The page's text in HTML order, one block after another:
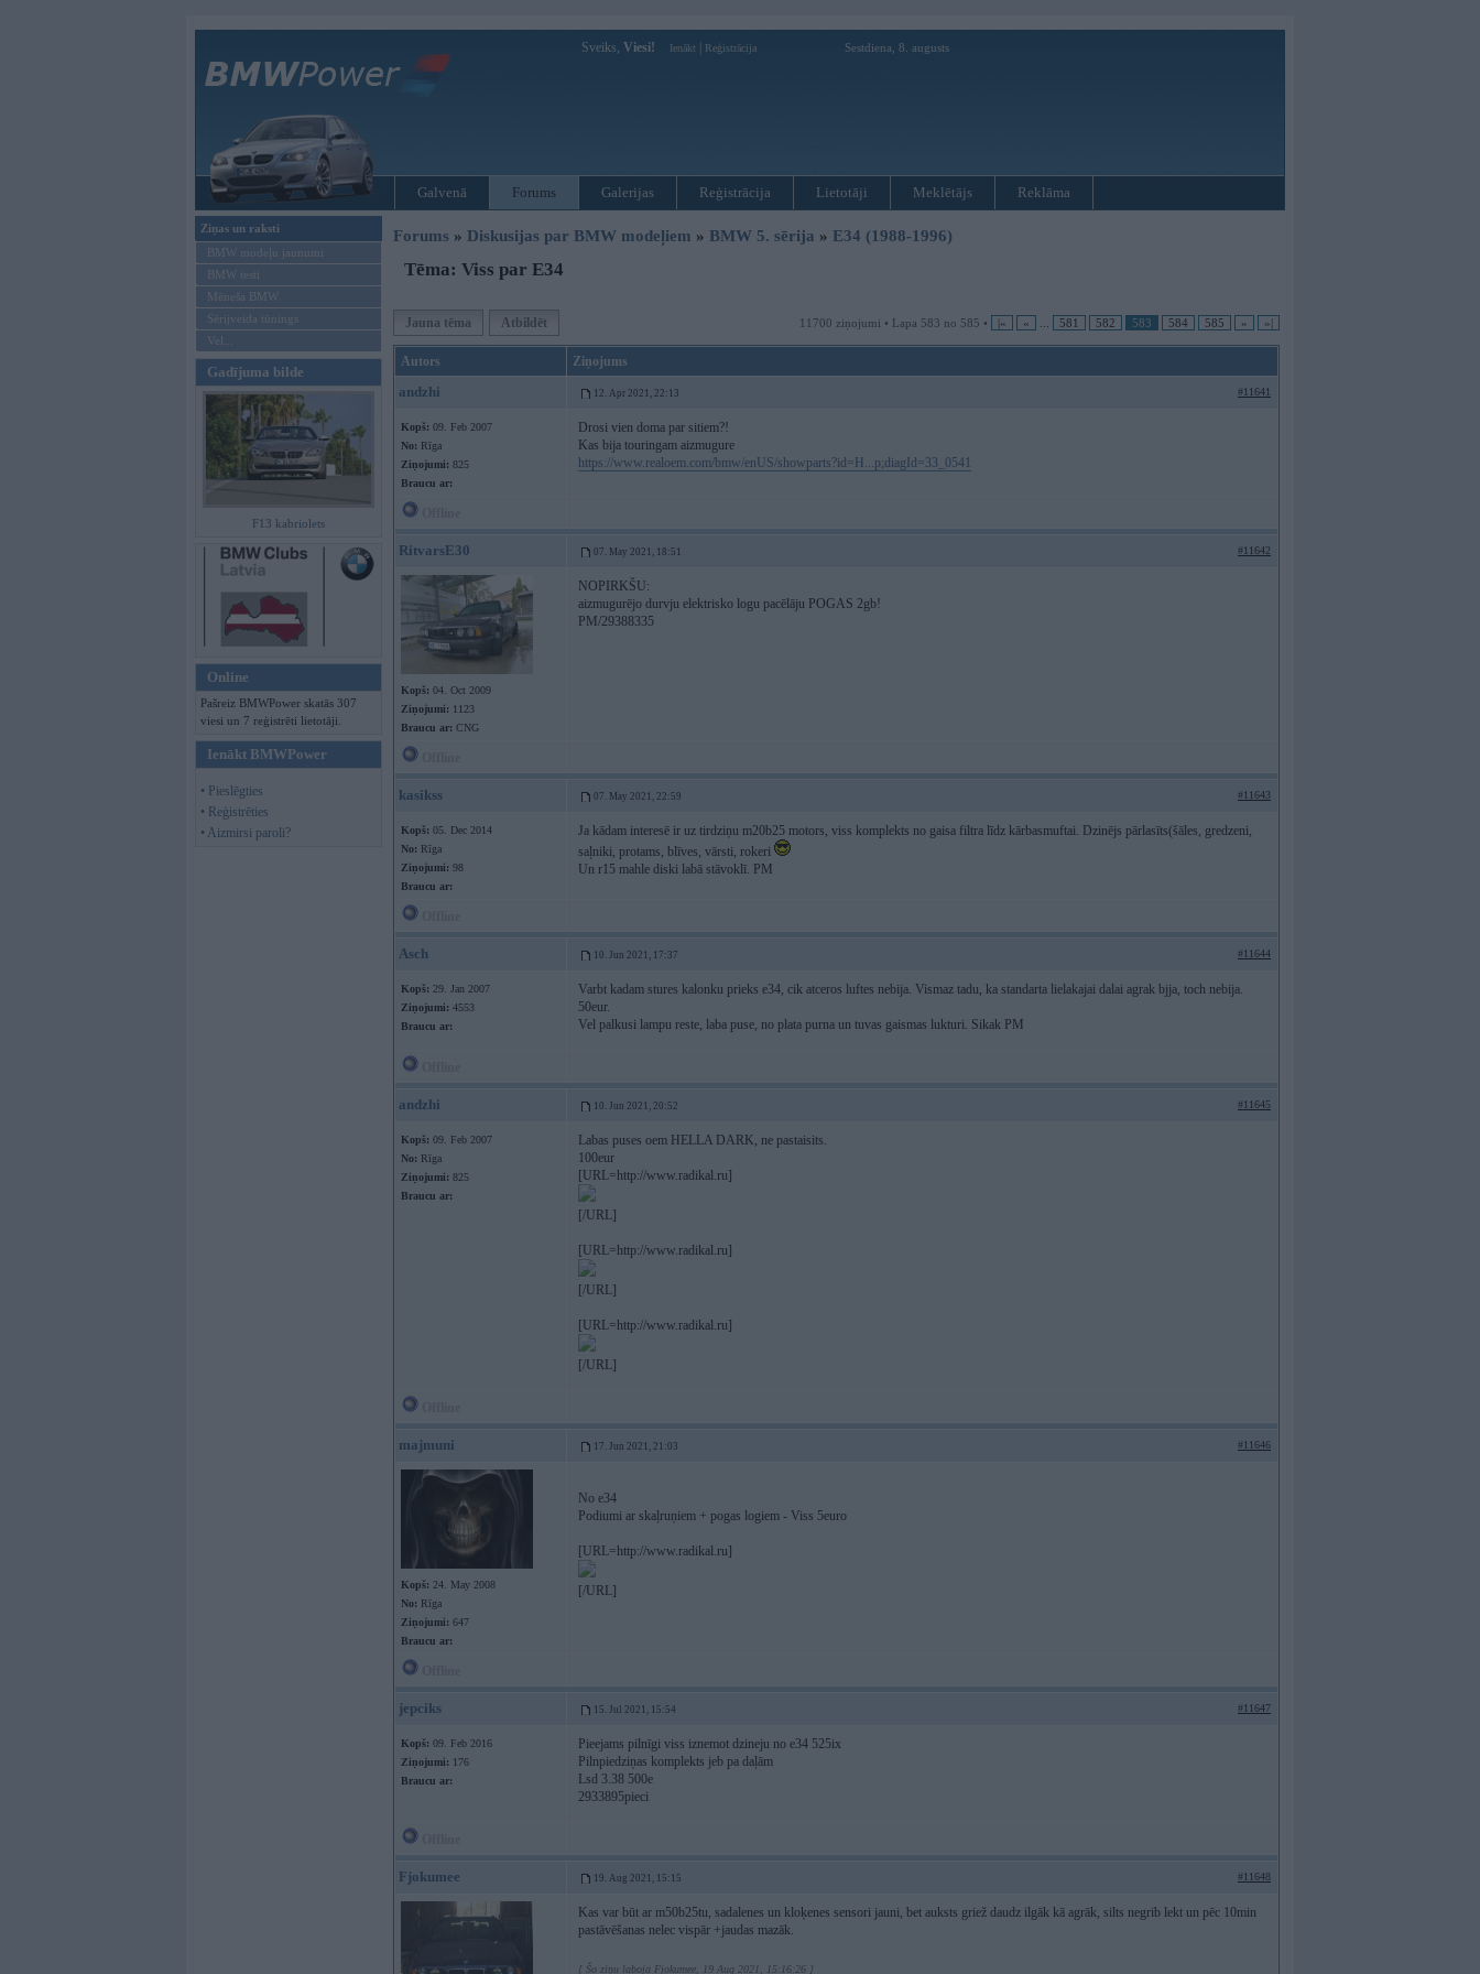
Sveiks, Viesi! Ienākt Reģistrācija Sestdiena, 8. augusts
Galvenā Forums Galerijas Reģistrācija Lietotāji Meklētājs Reklāma
Ziņas un raksti
BMW modeļu jaunumi
BMW testi
Mēneša BMW
Sērijveida tūnings
Vel...
Gadījuma bilde
F13 kabriolets
Online
Pašreiz BMWPower skatās 307
viesi un 7 reģistrēti lietotāji.
Ienākt BMWPower
• Pieslēgties
• Reģistrēties
• Aizmirsi paroli?
Forums » Diskusijas par BMW modeļiem » BMW 5. sērija » E34 (1988-1996)
Tēma: Viss par E34
Jauna tēma Atbildēt 11700 ziņojumi • Lapa 583 no 585 • |« « 581 582 583 584 585 » »|
Autors Ziņojums
andzhi 12. Apr 2021, 22:13 #11641
Kopš: 09. Feb 2007
No: Rīga
Ziņojumi: 825
Braucu ar:
Drosi vien doma par sitiem?!
Kas bija touringam aizmugure
https://www.realoem.com/bmw/enUS/showparts?id=H...p;diagId=33_0541
RitvarsE30 07. May 2021, 18:51 #11642
Kopš: 04. Oct 2009
Ziņojumi: 1123
Braucu ar: CNG
NOPIRKŠU:
aizmugurējo durvju elektrisko logu pacēlāju POGAS 2gb!
PM/29388335
kasikss 07. May 2021, 22:59 #11643
Kopš: 05. Dec 2014
No: Rīga
Ziņojumi: 98
Braucu ar:
Ja kādam interesē ir uz tirdziņu m20b25 motors, viss komplekts no gaisa filtra līdz kārbasmuftai. Dzinējs pārlasīts(šāles, gredzeni,
saļniki, protams, blīves, vārsti, rokeri
Un r15 mahle diski labā stāvoklī. PM
Asch 10. Jun 2021, 17:37 #11644
Kopš: 29. Jan 2007
Ziņojumi: 4553
Braucu ar:
Varbt kadam stures kalonku prieks e34, cik atceros luftes nebija. Vismaz tadu, ka standarta lielakajai dalai agrak bjja, toch nebija.
50eur.
Vel palkusi lampu reste, laba puse, no plata purna un tuvas gaismas lukturi. Sikak PM
andzhi 10. Jun 2021, 20:52 #11645
Kopš: 09. Feb 2007
No: Rīga
Ziņojumi: 825
Braucu ar:
Labas puses oem HELLA DARK, ne pastaisits.
100eur
[URL=http://www.radikal.ru]
[/URL]
[URL=http://www.radikal.ru]
[/URL]
[URL=http://www.radikal.ru]
[/URL]
majmuni 17. Jun 2021, 21:03 #11646
Kopš: 24. May 2008
No: Rīga
Ziņojumi: 647
Braucu ar:
No e34
Podiumi ar skaļruņiem + pogas logiem - Viss 5euro
[URL=http://www.radikal.ru]
[/URL]
jepciks 15. Jul 2021, 15:54 #11647
Kopš: 09. Feb 2016
Ziņojumi: 176
Braucu ar:
Pieejams pilnīgi viss iznemot dzineju no e34 525ix
Pilnpiedziņas komplekts jeb pa daļām
Lsd 3.38 500e
2933895pieci
Fjokumee 19. Aug 2021, 15:15 #11648
Kas var būt ar m50b25tu, sadalenes un kloķenes sensori jauni, bet auksts griež daudz ilgāk kā agrāk, silts negrib lekt un pēc 10min
pastāvēšanas nelec vispār +jaudas mazāk.
[ Šo ziņu laboja Fjokumee, 19 Aug 2021, 15:16:26 ]